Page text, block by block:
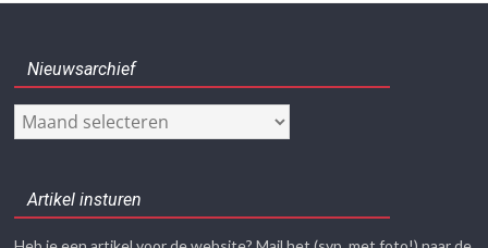
Nieuwsarchief
Nieuwsarchief
Artikel insturen